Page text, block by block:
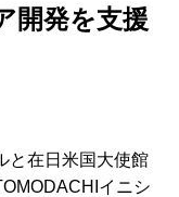
開発を支援
と在日米国大使館
イニシ